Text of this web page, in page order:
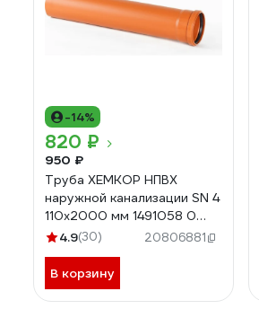
-14%
820 ₽
950 ₽
Труба ХЕМКОР НПВХ
наружной канализации SN 4
110x2000 мм 1491058 0
5983
4.9(30) 20806881
В корзину